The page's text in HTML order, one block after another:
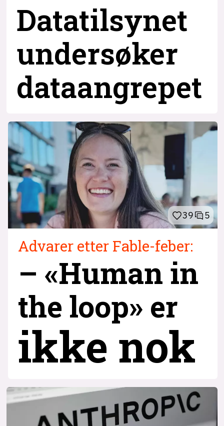
Datatilsynet
undersøker
dataangrepet
39 5
Advarer etter Fable-feber:
– «Human in
the loop» er
ikke nok